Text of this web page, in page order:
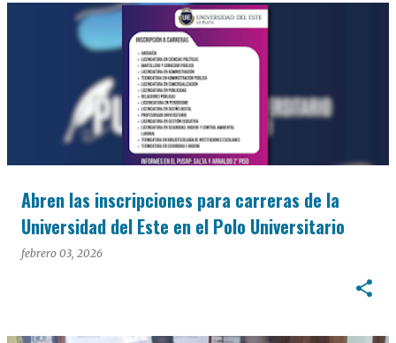
intuitiva, pensada para optimizar la navegación desde
cualquier dispositivo, facilitar el acceso a las noticias
locales y potenciar la interacción de los lectores con
nuestros contenidos.
Abren las inscripciones para carreras de la
Universidad del Este en el Polo Universitario
febrero 03, 2026